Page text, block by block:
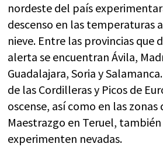
nordeste del país
descenso en las temperaturas
nieve. Entre las provincias que
alerta se encuentran Ávila,
Guadalajara, Soria y
de las Cordilleras y Picos de
oscense, así como en las
Maestrazgo en Teruel,
experimenten nevadas.